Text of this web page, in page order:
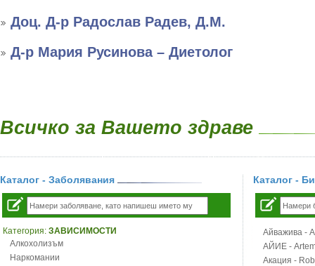
Доц. Д-р Радослав Радев, Д.М.
Д-р Мария Русинова – Диетолог
Всичко за Вашето здраве
Каталог - Заболявания
Категория: ЗАВИСИМОСТИ
Алкохолизъм
Наркомании
Каталог -
Айважива -
АЙИЕ -
Акация -